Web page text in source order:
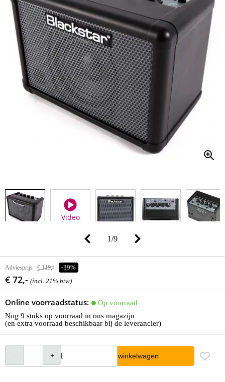
Video
1/9
Adviesprijs € 119,- -39%
€ 72,- (incl. 21% btw)
Online voorraadstatus:
Op voorraad
Nog 9 stuks op voorraad in ons magazijn
(en extra voorraad beschikbaar bij de leverancier)
In winkelwagen